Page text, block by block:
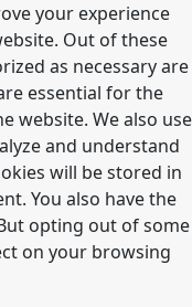
your experience
Out of these
as necessary are
essential for the
website. We also use
and understand
will be stored in
You also have the
opting out of some
on your browsing